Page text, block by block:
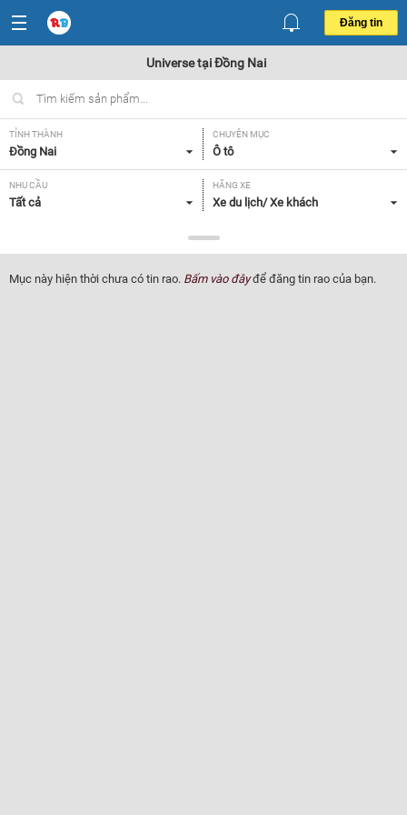
Đăng tin
Universe tại Đồng Nai
TỈNH THÀNH
Đồng Nai
CHUYÊN MỤC
Ô tô
NHU CẦU
Tất cả
HÃNG XE
Xe du lịch/ Xe khách
Universe
NĂM SẢN XUẤT
Tất cả
GIÁ XE XUẤT XỨ
Mục này hiện thời chưa có tin rao. Bấm vào đâyđể đăng tin rao của bạn.